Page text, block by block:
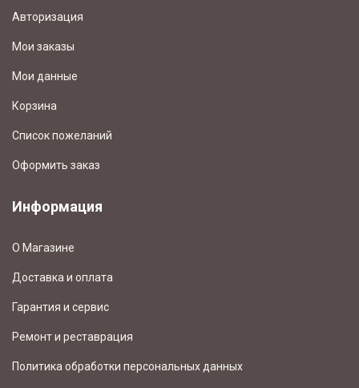
Авторизация
Мои заказы
Мои данные
Корзина
Список пожеланий
Оформить заказ
Информация
О Магазине
Доставка и оплата
Гарантия и сервис
Ремонт и реставрация
Политика обработки персональных данных